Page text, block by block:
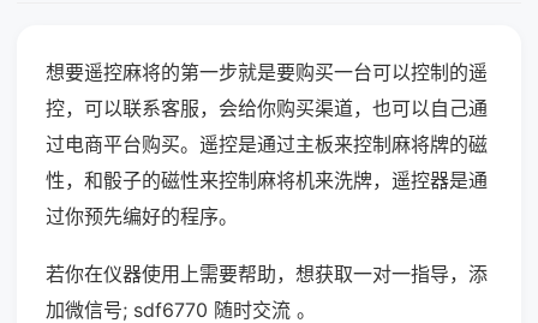
想要遥控麻将的第一步就是要购买一台可以控制的遥
控，可以联系客服，会给你购买渠道，也可以自己通
过电商平台购买。遥控是通过主板来控制麻将牌的磁
性，和骰子的磁性来控制麻将机来洗牌，遥控器是通
过你预先编好的程序。
若你在仪器使用上需要帮助，想获取一对一指导，添
加微信号; sdf6770 随时交流 。